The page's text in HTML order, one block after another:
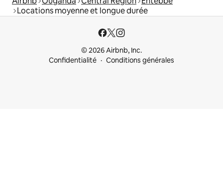
Locations moyenne et longue durée
© 2026 Airbnb, Inc.
Confidentialité
Conditions générales